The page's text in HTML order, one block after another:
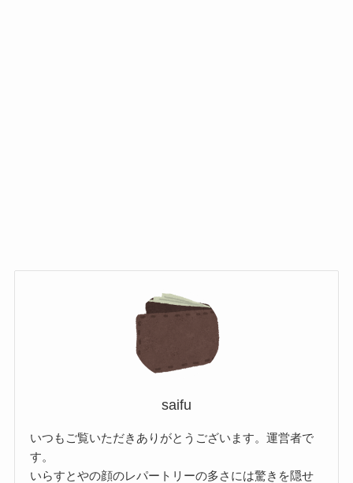
saifu
いつもご覧いただきありがとうございます。運営者で
す。
いらすとやの顔のレパートリーの多さには驚きを隠せ